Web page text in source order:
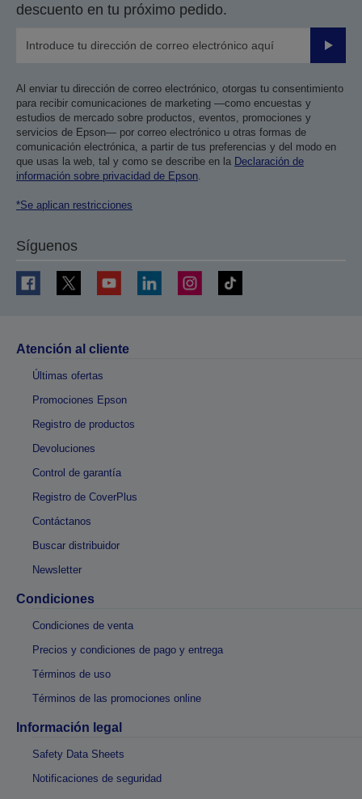
descuento en tu próximo pedido.
Enviar
Al enviar tu dirección de correo electrónico, otorgas tu consentimiento
para recibir comunicaciones de marketing —como encuestas y
estudios de mercado sobre productos, eventos, promociones y
servicios de Epson— por correo electrónico u otras formas de
comunicación electrónica, a partir de tus preferencias y del modo en
que usas la web, tal y como se describe en la Declaración de
información sobre privacidad de Epson.
*Se aplican restricciones
Síguenos
Atención al cliente
Últimas ofertas
Promociones Epson
Registro de productos
Devoluciones
Control de garantía
Registro de CoverPlus
Contáctanos
Buscar distribuidor
Newsletter
Condiciones
Condiciones de venta
Precios y condiciones de pago y entrega
Términos de uso
Términos de las promociones online
Información legal
Safety Data Sheets
Notificaciones de seguridad